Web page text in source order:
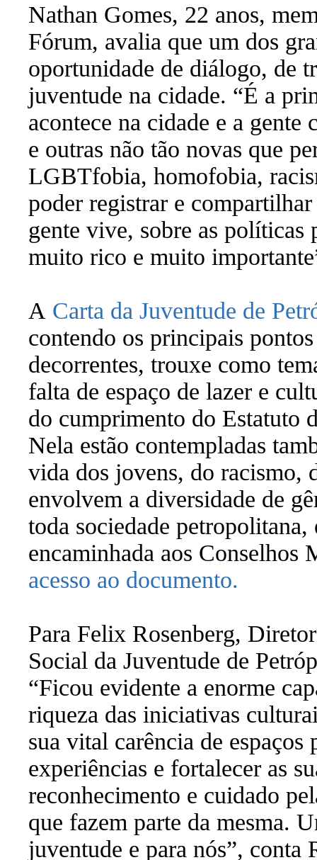
Nathan Gomes, 22 anos,
Fórum, avalia que um dos
oportunidade de diálogo, de
juventude na cidade. “É a
acontece na cidade e a
e outras não tão novas que
LGBTfobia, homofobia,
poder registrar e
gente vive, sobre as políticas
muito rico e muito
A Carta da Juventude de
contendo os principais
decorrentes, trouxe como
falta de espaço de lazer e
do cumprimento do Estatuto
Nela estão contempladas
vida dos jovens, do racismo,
envolvem a diversidade de
toda sociedade
encaminhada aos
acesso ao documento.
Para Felix Rosenberg,
Social da Juventude de
“Ficou evidente a enorme
riqueza das iniciativas
sua vital carência de
experiências e fortalecer as
reconhecimento e cuidado
que fazem parte da mesma.
juventude e para nós”, conta